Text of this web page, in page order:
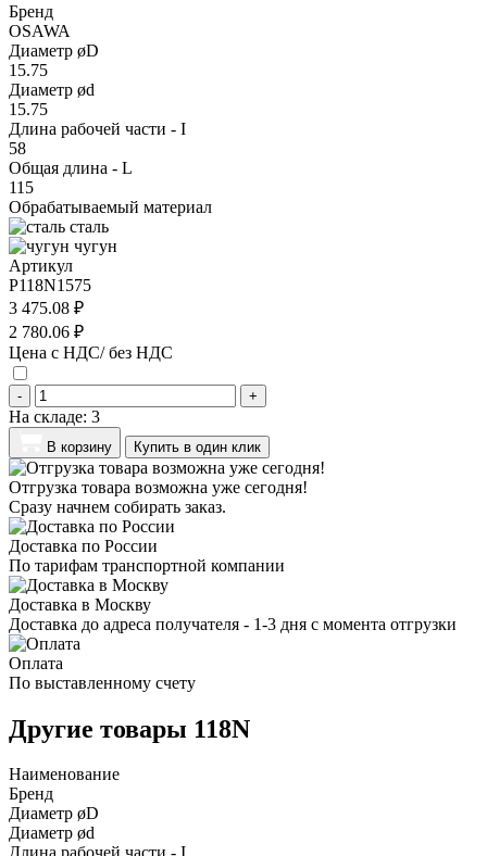
Бренд
OSAWA
Диаметр øD
15.75
Диаметр ød
15.75
Длина рабочей части - I
58
Общая длина - L
115
Обрабатываемый материал
сталь
чугун
Артикул
P118N1575
3 475.08 ₽
2 780.06 ₽
Цена с НДС/ без НДС
- +
На складе: 3
В корзину Купить в один клик
Отгрузка товара возможна уже сегодня!
Сразу начнем собирать заказ.
Доставка по России
По тарифам транспортной компании
Доставка в Москву
Доставка до адреса получателя - 1-3 дня с момента отгрузки
Оплата
По выставленному счету
Другие товары 118N
Наименование
Бренд
Диаметр øD
Диаметр ød